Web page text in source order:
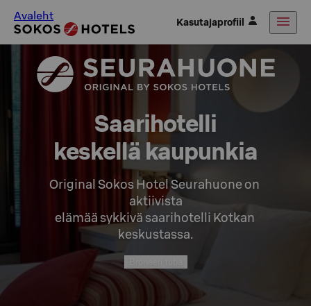
Avaleht Kasutajaprofiil
Saarihotelli
keskellä kaupunkia
Original Sokos Hotel Seurahuone on
aktiivista
elämää sykkivä saarihotelli Kotkan
keskustassa.